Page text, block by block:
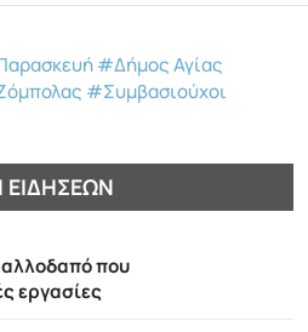
#Δήμος Αγίας
#Συμβασιούχοι
ΕΙΔΉΣΕΩΝ
που
εργασίες